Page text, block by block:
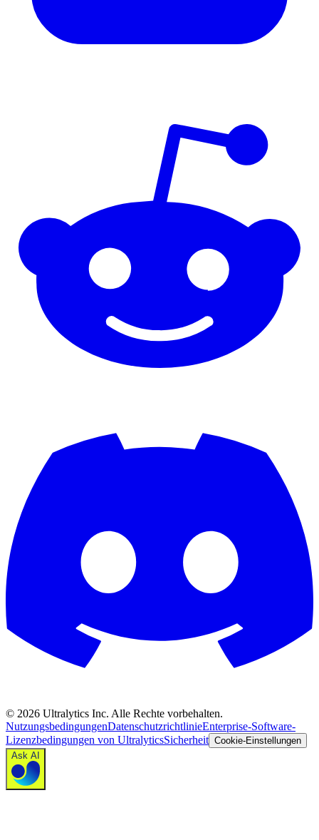
© 2026 Ultralytics Inc. Alle Rechte vorbehalten.
NutzungsbedingungenDatenschutzrichtlinieEnterprise-Software-
Lizenzbedingungen von UltralyticsSicherheit Cookie-Einstellungen
Ask AI